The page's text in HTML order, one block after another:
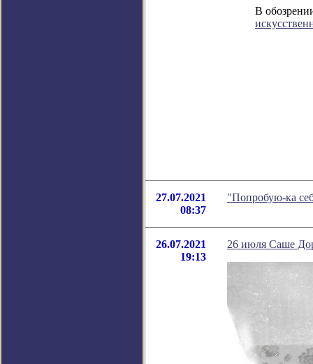
В
27.07.2021
08:37
"Попробую-ка
26.07.2021
19:13
26 июля Саше